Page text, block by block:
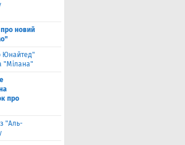
про новий
Юнайтед"
"Мілана"
про
"Аль-